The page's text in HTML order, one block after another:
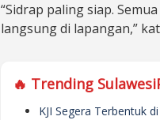
“Sidrap paling siap.
langsung di lapangan,”
🔥 Trending
KJI Segera Terbentuk